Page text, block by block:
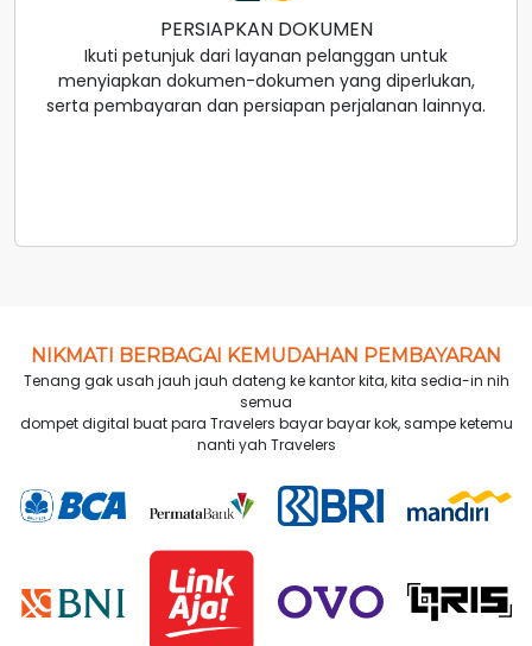
PERSIAPKAN DOKUMEN
Ikuti petunjuk dari layanan pelanggan untuk
menyiapkan dokumen-dokumen yang diperlukan,
serta pembayaran dan persiapan perjalanan lainnya.
NIKMATI BERBAGAI KEMUDAHAN PEMBAYARAN
Tenang gak usah jauh jauh dateng ke kantor kita, kita sedia-in nih
semua
dompet digital buat para Travelers bayar bayar kok, sampe ketemu
nanti yah Travelers